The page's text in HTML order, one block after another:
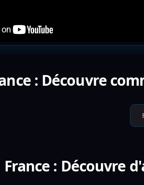
: Découvre
France : Découvre